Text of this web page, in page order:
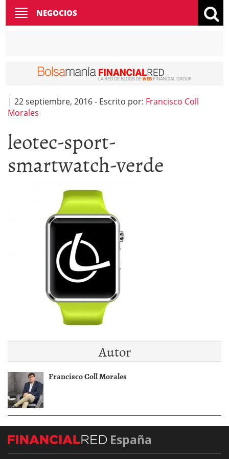
Toggle
navigation
NEGOCIOS
| 22 septiembre, 2016- Escrito por: Francisco Coll
Morales
leotec-sport-
smartwatch-verde
Autor
Francisco Coll Morales
España